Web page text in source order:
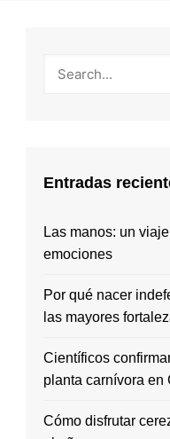
Entradas
Las manos: un
emociones
Por qué nacer
las mayores
Científicos
planta carnívora en
Cómo disfrutar